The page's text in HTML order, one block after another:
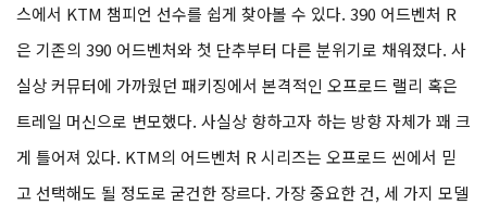
스에서 KTM 챔피언 선수를 쉽게 찾아볼 수 있다. 390 어드벤처 R
은 기존의 390 어드벤처와 첫 단추부터 다른 분위기로 채워졌다. 사
실상 커뮤터에 가까웠던 패키징에서 본격적인 오프로드 랠리 혹은
트레일 머신으로 변모했다. 사실상 향하고자 하는 방향 자체가 꽤 크
게 틀어져 있다. KTM의 어드벤처 R 시리즈는 오프로드 씬에서 믿
고 선택해도 될 정도로 굳건한 장르다. 가장 중요한 건, 세 가지 모델